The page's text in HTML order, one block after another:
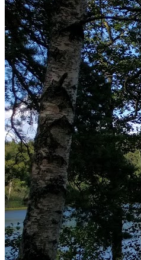
Grodäventyr i
Judarskogens naturereservat
Judarskogens naturereservat,
Öppna i Google Maps
Omdömen
Inga omdömen ännu.
Gå med i Föräldraledig.se!
Dela med dig av dina erfarenheter
upptäcka aktiviteter.
Skriv recensioner
Dela dina
Kontakta föräldrarBygg ditt
Få rekommendationer Upptäck
Gå med i Föräldraledig.se Logga in